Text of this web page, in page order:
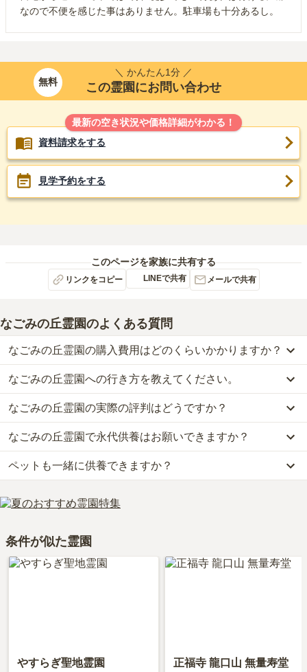
なので不便を感じた事はありません。駐車場も十分あるし。
無料
＼ かんたん1分 ／
この霊園にお問い合わせ
最新の空き状況や価格詳細がわかる！
資料請求をする
見学予約をする
このページを家族に共有する
リンクをコピー LINEで共有 メールで共有
なごみの丘霊園のよくある質問
なごみの丘霊園の購入費用はどのくらいかかりますか？
なごみの丘霊園では、一般墓が約16.5万円から、永代供養墓が約33
万円からお求めいただけます。
なお、なごみの丘霊園がある埼玉県の相場は、一般墓が約64万円
（墓石代別途）、永代供養墓が約65万円です。
お墓は、価格が高いものがよい、安いものが悪い、という訳ではあ
きる場所を選ぶことです。
なごみの丘霊園への行き方を教えてください。
公共交通機関の場合、JR武蔵野線「新座駅」からタクシーで約10
分です。
詳しいルートや地図は、本ページの「地図・交通アクセス」欄をご
確認ください。
なごみの丘霊園の実際の評判はどうですか？
当サイトに寄せられた総合評価は、3.7点です。
利用者様からは「お墓の近くにお食事処はありません。しかし、自
宅から近い距離なので、お食事処は必要がありません。周囲は住宅
地ですが、その点もあまり気になりません。」といったお声をいた
だいております。
なごみの丘霊園で永代供養はお願いできますか？
はい、なごみの丘霊園は永代供養に対応しています。
費用は、約33万円からとなっております。
なごみの丘霊園がある埼玉県の永代供養墓の相場価格は、約65万円
です。
解説！』をご覧ください。
ペットも一緒に供養できますか？
はい、なごみの丘霊園はペット供養に対応しております。
大切な家族の一員であるペットも供養できるプランをご用意してお
条件が似た霊園
やすらぎ聖地霊園 正福寺 龍口山 無量寿堂